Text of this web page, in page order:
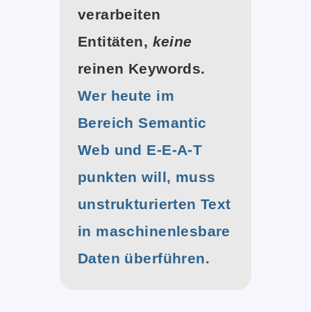
verarbeiten
Entitäten, keine
reinen Keywords.
Wer heute im
Bereich Semantic
Web und E-E-A-T
punkten will, muss
unstrukturierten Text
in maschinenlesbare
Daten überführen.